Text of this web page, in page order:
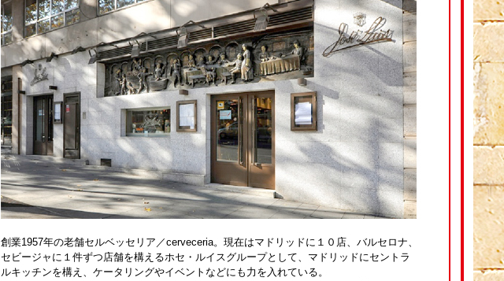
創業1957年の老舗セルベッセリア／cerveceria。現在はマドリッドに１０店、バルセロナ、
セビージャに１件ずつ店舗を構えるホセ・ルイスグループとして、マドリッドにセントラ
ルキッチンを構え、ケータリングやイベントなどにも力を入れている。